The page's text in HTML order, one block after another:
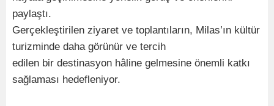
paylaştı.
Gerçekleştirilen ziyaret ve toplantıların, Milas’ın kültür
turizminde daha görünür ve tercih
edilen bir destinasyon hâline gelmesine önemli katkı
sağlaması hedefleniyor.